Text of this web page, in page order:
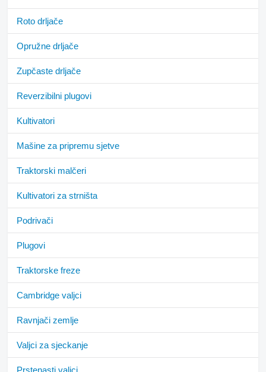
Roto drljače
Opružne drljače
Zupčaste drljače
Reverzibilni plugovi
Kultivatori
Mašine za pripremu sjetve
Traktorski malčeri
Kultivatori za strništa
Podrivači
Plugovi
Traktorske freze
Cambridge valjci
Ravnjači zemlje
Valjci za sjeckanje